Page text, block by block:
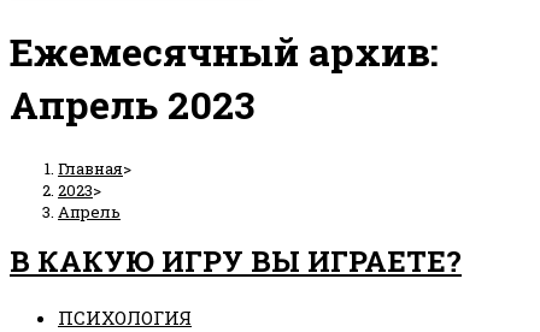
Ежемесячный архив:
Апрель 2023
Главная>
2023>
Апрель
В КАКУЮ ИГРУ ВЫ ИГРАЕТЕ?
Рубрика
ПСИХОЛОГИЯ